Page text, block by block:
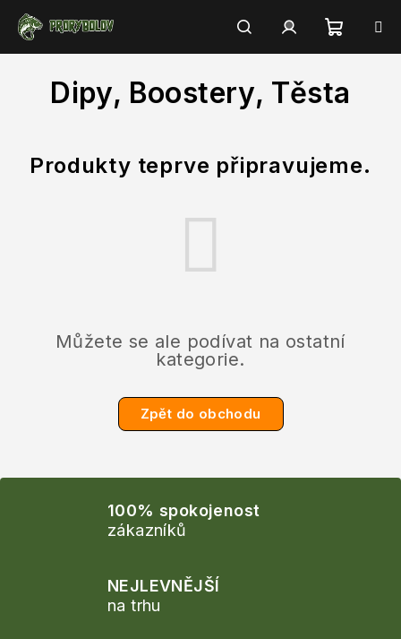
obsah
HledatPřihlášení
košík
Dipy, Boostery, Těsta
Produkty teprve připravujeme.
Můžete se ale podívat na ostatní
kategorie.
Zpět do obchodu
100% spokojenost
zákazníků
NEJLEVNĚJŠÍ
na trhu